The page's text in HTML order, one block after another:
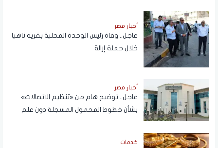
أخبار مصر
عاجل.. وفاة رئيس الوحدة المحلية بقرية ناهيا
خلال حملة إزالة
أخبار مصر
عاجل.. توضيح هام من «تنظيم الاتصالات»
بشأن خطوط المحمول المسجلة دون علم
خدمات